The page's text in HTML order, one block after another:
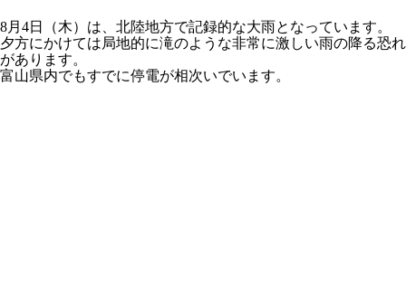
8月4日（木）は、北陸地方で記録的な大雨となっています。
夕方にかけては局地的に滝のような非常に激しい雨の降る恐れ
があります。
富山県内でもすでに停電が相次いでいます。